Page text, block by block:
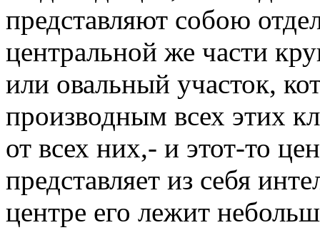
представляют собою
центральной же части
или овальный участок,
производным всех этих
от всех них,- и этот-то
представляет из себя
центре его лежит